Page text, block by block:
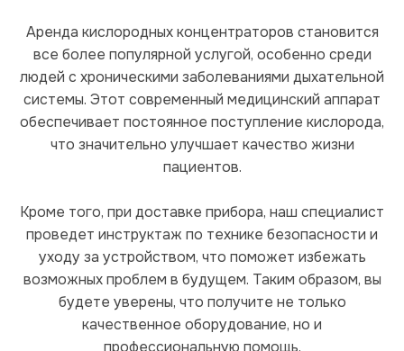
Аренда кислородных концентраторов становится
все более популярной услугой, особенно среди
людей с хроническими заболеваниями дыхательной
системы. Этот современный медицинский аппарат
обеспечивает постоянное поступление кислорода,
что значительно улучшает качество жизни
пациентов.
Кроме того, при доставке прибора, наш специалист
проведет инструктаж по технике безопасности и
уходу за устройством, что поможет избежать
возможных проблем в будущем. Таким образом, вы
будете уверены, что получите не только
качественное оборудование, но и
профессиональную помощь.